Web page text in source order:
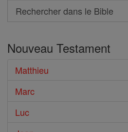
Search
Rechercher
le
Bible
Nouveau Testament
Matthieu
Marc
Luc